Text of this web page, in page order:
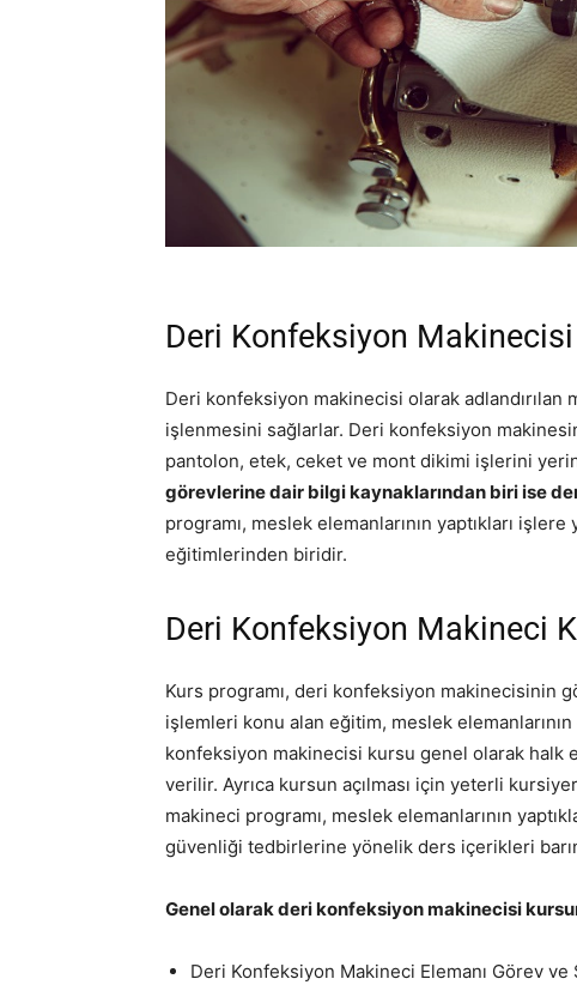
Deri Konfeksiyon
Deri konfeksiyon makinecisi olarak adlandırılan
işlenmesini sağlarlar. Deri konfeksiyon
pantolon, etek, ceket ve mont dikimi işlerini
görevlerine dair bilgi kaynaklarından biri ise
programı, meslek elemanlarının yaptıkları
eğitimlerinden biridir.
Deri Konfeksiyon Makineci
Kurs programı, deri konfeksiyon makinecisinin
işlemleri konu alan eğitim, meslek
konfeksiyon makinecisi kursu genel olarak halk
verilir. Ayrıca kursun açılması için yeterli
makineci programı, meslek elemanlarının
güvenliği tedbirlerine yönelik ders içerikleri
Genel olarak deri konfeksiyon makinecisi
Deri Konfeksiyon Makineci Elemanı Görev ve